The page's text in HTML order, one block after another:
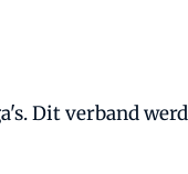
Dit verband